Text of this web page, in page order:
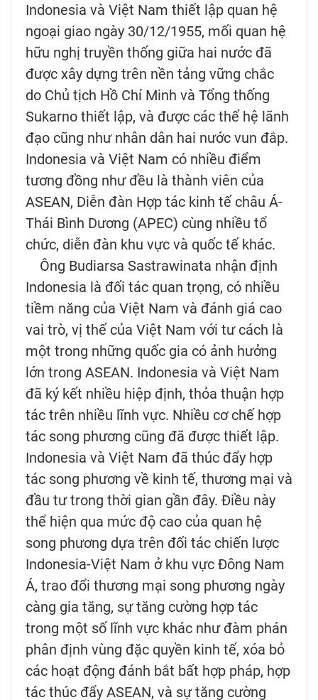
Indonesia và Việt Nam thiết lập quan hệ
ngoại giao ngày 30/12/1955, mối quan hệ
hữu nghị truyền thống giữa hai nước đã
được xây dựng trên nền tảng vững chắc
do Chủ tịch Hồ Chí Minh và Tổng thống
Sukarno thiết lập, và được các thế hệ lãnh
đạo cũng như nhân dân hai nước vun đắp.
Indonesia và Việt Nam có nhiều điểm
tương đồng như đều là thành viên của
ASEAN, Diễn đàn Hợp tác kinh tế châu Á-
Thái Bình Dương (APEC) cùng nhiều tổ
chức, diễn đàn khu vực và quốc tế khác.
Ông Budiarsa Sastrawinata nhận định
Indonesia là đối tác quan trọng, có nhiều
tiềm năng của Việt Nam và đánh giá cao
vai trò, vị thế của Việt Nam với tư cách là
một trong những quốc gia có ảnh hưởng
lớn trong ASEAN. Indonesia và Việt Nam
đã ký kết nhiều hiệp định, thỏa thuận hợp
tác trên nhiều lĩnh vực. Nhiều cơ chế hợp
tác song phương cũng đã được thiết lập.
Indonesia và Việt Nam đã thúc đẩy hợp
tác song phương về kinh tế, thương mại và
đầu tư trong thời gian gần đây. Điều này
thể hiện qua mức độ cao của quan hệ
song phương dựa trên đối tác chiến lược
Indonesia-Việt Nam ở khu vực Đông Nam
Á, trao đổi thương mại song phương ngày
càng gia tăng, sự tăng cường hợp tác
trong một số lĩnh vực khác như đàm phán
phân định vùng đặc quyền kinh tế, xóa bỏ
các hoạt động đánh bắt bất hợp pháp, hợp
tác thúc đẩy ASEAN, và sự tăng cường